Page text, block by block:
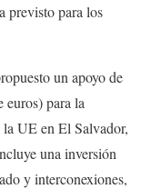
previsto para los
un apoyo de
para la
UE en El Salvador,
una inversión
y interconexiones,